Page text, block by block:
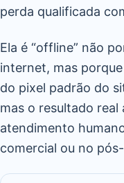
perda qualificada
Ela é “offline” não
internet, mas
do pixel padrão do
mas o resultado real
atendimento
comercial ou no